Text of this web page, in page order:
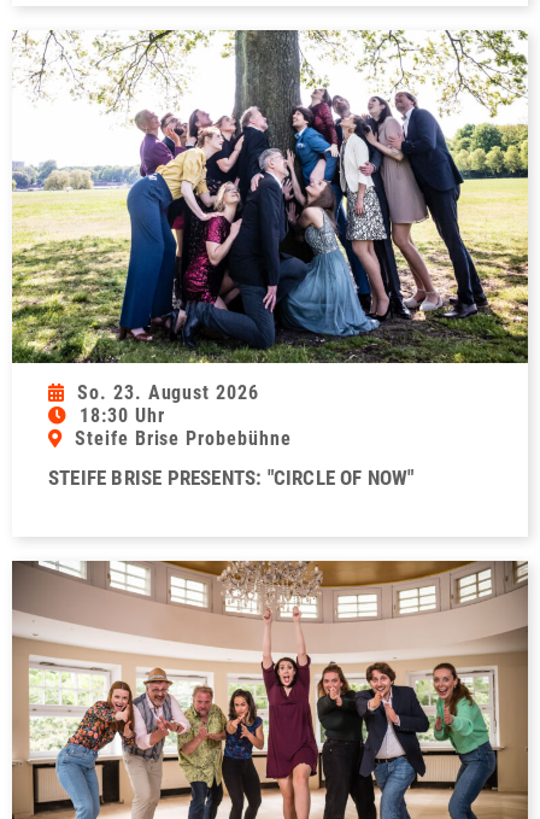
So. 23. August 2026
18:30 Uhr
Steife Brise Probebühne
STEIFE BRISE PRESENTS: "CIRCLE OF NOW"